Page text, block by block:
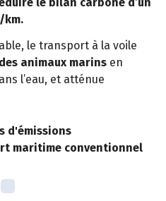
km.
le transport à la voile
animaux marins en
l’eau, et atténue
d'émissions
maritime conventionnel